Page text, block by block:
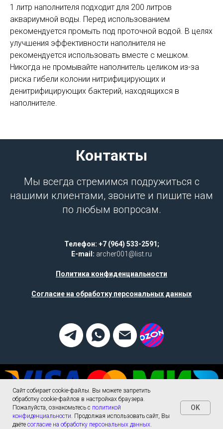
1 литр наполнителя подходит для 200 литров
аквариумной воды. Перед использованием
рекомендуется промыть под проточной водой. В целях
улучшения эффективности наполнителя не
рекомендуется использовать вместе с мешком.
Никогда не промывайте наполнитель целиком из-за
риска гибели колонии нитрифицирующих и
денитрифицирующих бактерий, находящихся в
наполнителе.
Контакты
Мы всегда стремимся подружиться с
нашими клиентами, звоните и пишите нам
по любым вопросам.
Телефон: +7 (964) 533-2591;
E-mail: archer001@list.ru
Политика конфиденциальности
Согласие на обработку персональных данных
Сайт собирает cookie-файлы. Вы можете запретить
обработку cookie-файлов в настройках браузера.
Пожалуйста, ознакомьтесь с политикой
конфиденциальности. Продолжая использовать сайт, Вы
даёте согласие на обработку персональных данных.
OK
Made on Tilda